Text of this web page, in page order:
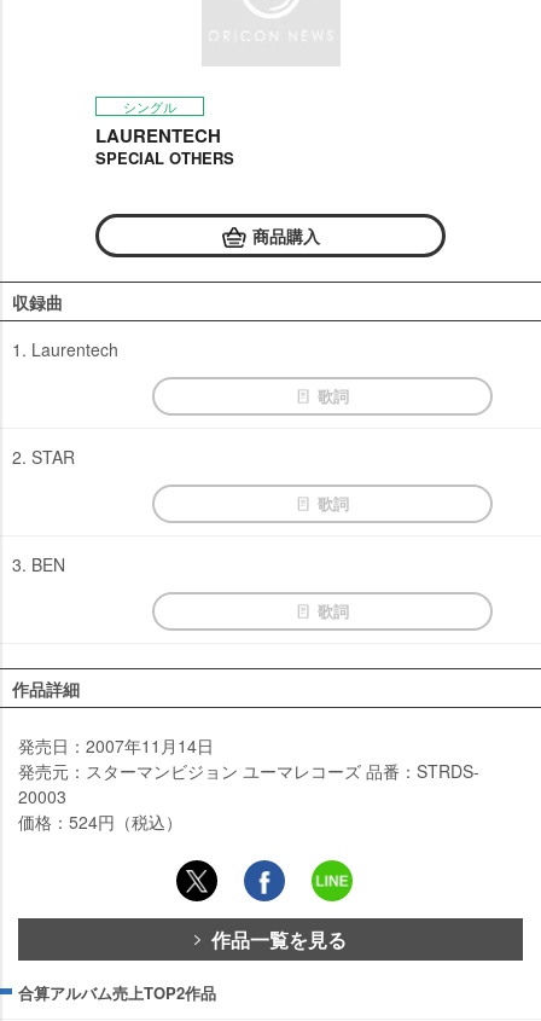
シングル
LAURENTECH
SPECIAL OTHERS
商品購入
収録曲
1. Laurentech
歌詞
2. STAR
歌詞
3. BEN
歌詞
作品詳細
発売日：2007年11月14日
発売元：スターマンビジョン ユーマレコーズ 品番：STRDS-
20003
価格：524円（税込）
作品一覧を見る
合算アルバム売上TOP2作品